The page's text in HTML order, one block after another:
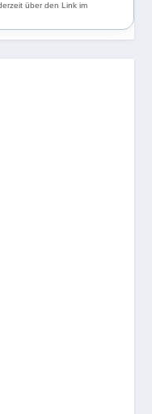
über den Link im